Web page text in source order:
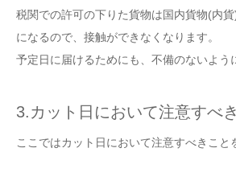
税関での許可の下りた貨物は国内貨物(内
になるので、接触ができなくなります。
予定日に届けるためにも、不備のないよう
3.カット日において注意すべ
ここではカット日において注意すべきこと